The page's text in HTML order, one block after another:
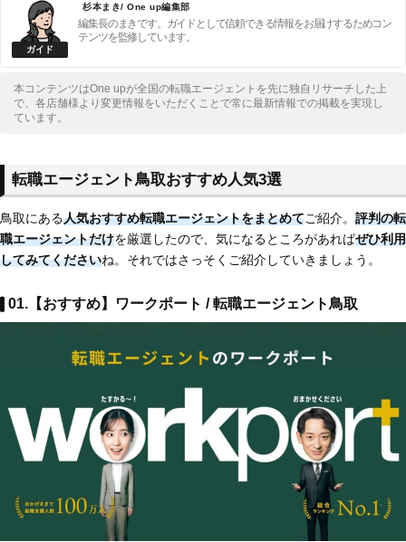
杉本まき/ One up編集部
編集長のまきです。ガイドとして信頼できる情報をお届けするためコン
テンツを監修しています。
本コンテンツはOne upが全国の転職エージェントを先に独自リサーチした上
で、各店舗様より変更情報をいただくことで常に最新情報での掲載を実現し
ています。
転職エージェント鳥取おすすめ人気3選
鳥取にある人気おすすめ転職エージェントをまとめてご紹介。 評判の転
職エージェントだけを厳選したので、気になるところがあればぜひ利用
してみてくださいね。それではさっそくご紹介していきましょう。
01.【おすすめ】ワークポート / 転職エージェント鳥取